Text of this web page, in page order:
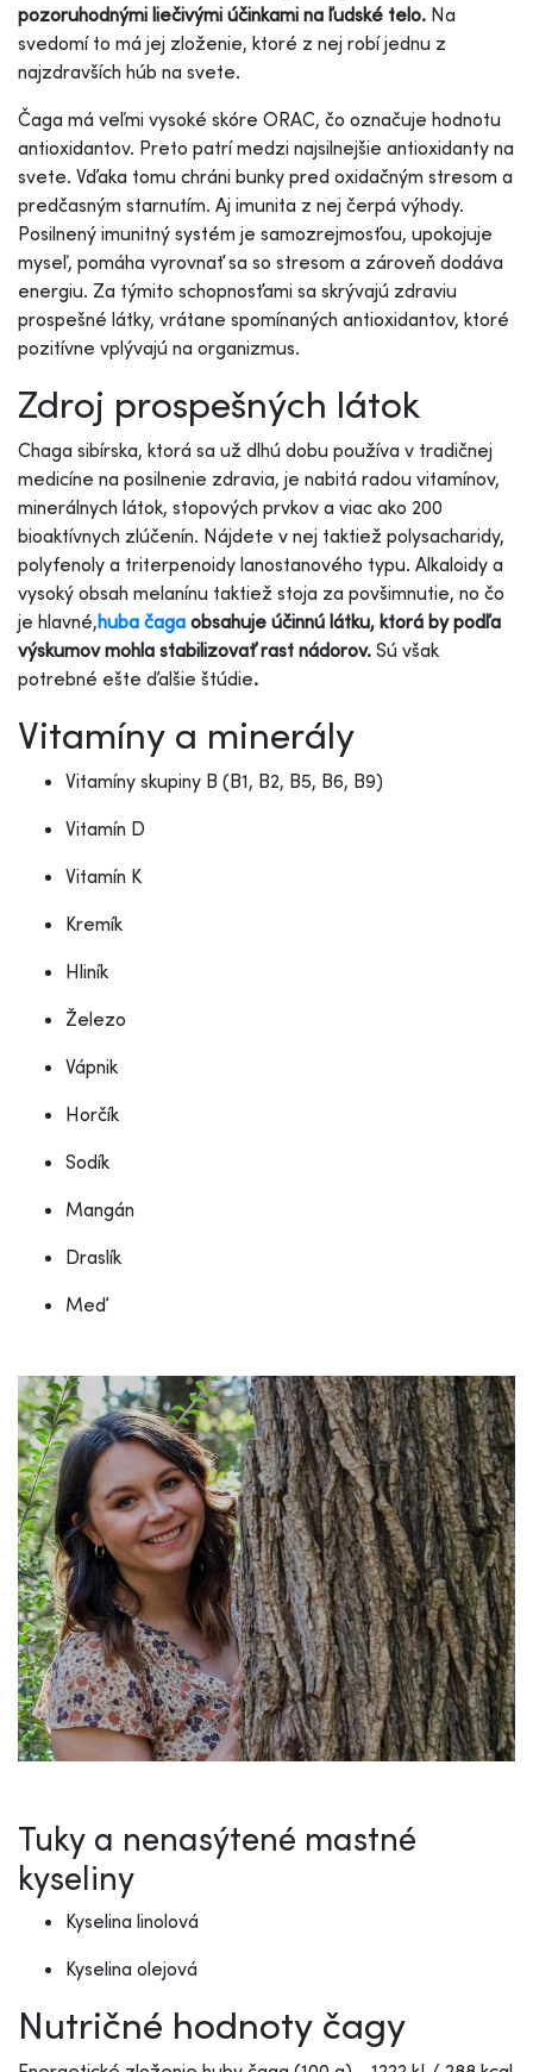
pozoruhodnými liečivými účinkami na ľudské telo. Na
svedomí to má jej zloženie, ktoré z nej robí jednu z
najzdravších húb na svete.
Čaga má veľmi vysoké skóre ORAC, čo označuje hodnotu
antioxidantov. Preto patrí medzi najsilnejšie antioxidanty na
svete. Vďaka tomu chráni bunky pred oxidačným stresom a
predčasným starnutím. Aj imunita z nej čerpá výhody.
Posilnený imunitný systém je samozrejmosťou, upokojuje
myseľ, pomáha vyrovnať sa so stresom a zároveň dodáva
energiu. Za týmito schopnosťami sa skrývajú zdraviu
prospešné látky, vrátane spomínaných antioxidantov, ktoré
pozitívne vplývajú na organizmus.
Zdroj prospešných látok
Chaga sibírska, ktorá sa už dlhú dobu používa v tradičnej
medicíne na posilnenie zdravia, je nabitá radou vitamínov,
minerálnych látok, stopových prvkov a viac ako 200
bioaktívnych zlúčenín. Nájdete v nej taktiež polysacharidy,
polyfenoly a triterpenoidy lanostanového typu. Alkaloidy a
vysoký obsah melanínu taktiež stoja za povšimnutie, no čo
je hlavné,huba čaga obsahuje účinnú látku, ktorá by podľa
výskumov mohla stabilizovať rast nádorov. Sú však
potrebné ešte ďalšie štúdie.
Vitamíny a minerály
Vitamíny skupiny B (B1, B2, B5, B6, B9)
Vitamín D
Vitamín K
Kremík
Hliník
Železo
Vápnik
Horčík
Sodík
Mangán
Draslík
Meď
Tuky a nenasýtené mastné
kyseliny
Kyselina linolová
Kyselina olejová
Nutričné hodnoty čagy